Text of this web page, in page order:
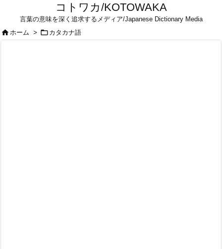
コトワカ/KOTOWAKA
言葉の意味を深く追求するメディア/Japanese Dictionary Media
ホーム >  カタカナ語